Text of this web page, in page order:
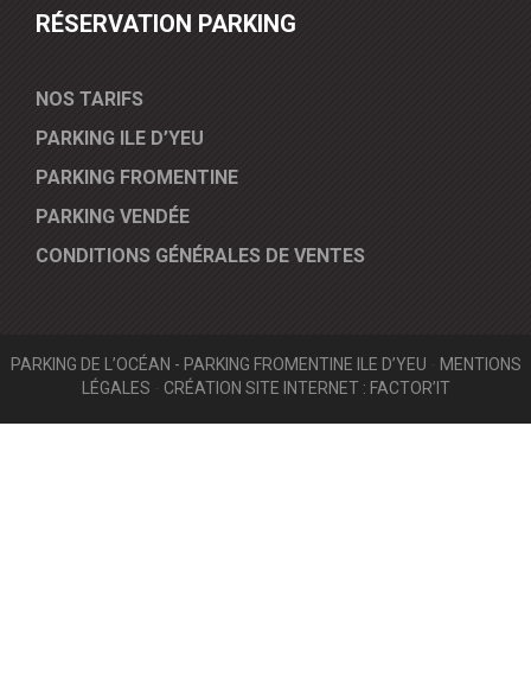
RÉSERVATION PARKING
NOS TARIFS
PARKING ILE D’YEU
PARKING FROMENTINE
PARKING VENDÉE
CONDITIONS GÉNÉRALES DE VENTES
PARKING DE L’OCÉAN - PARKING FROMENTINE ILE D’YEU
MENTIONS
LÉGALES
CRÉATION SITE INTERNET : FACTOR’IT